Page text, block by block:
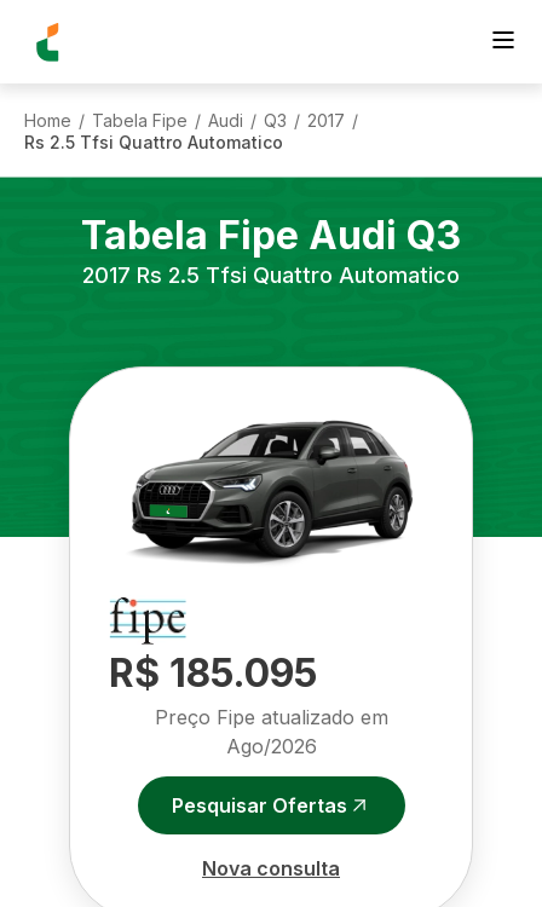
Home / Tabela Fipe / Audi / Q3 / 2017 /
Rs 2.5 Tfsi Quattro Automatico
Tabela Fipe Audi Q3
2017 Rs 2.5 Tfsi Quattro Automatico
R$ 185.095
Preço Fipe atualizado em
Ago/2026
Pesquisar Ofertas
Nova consulta